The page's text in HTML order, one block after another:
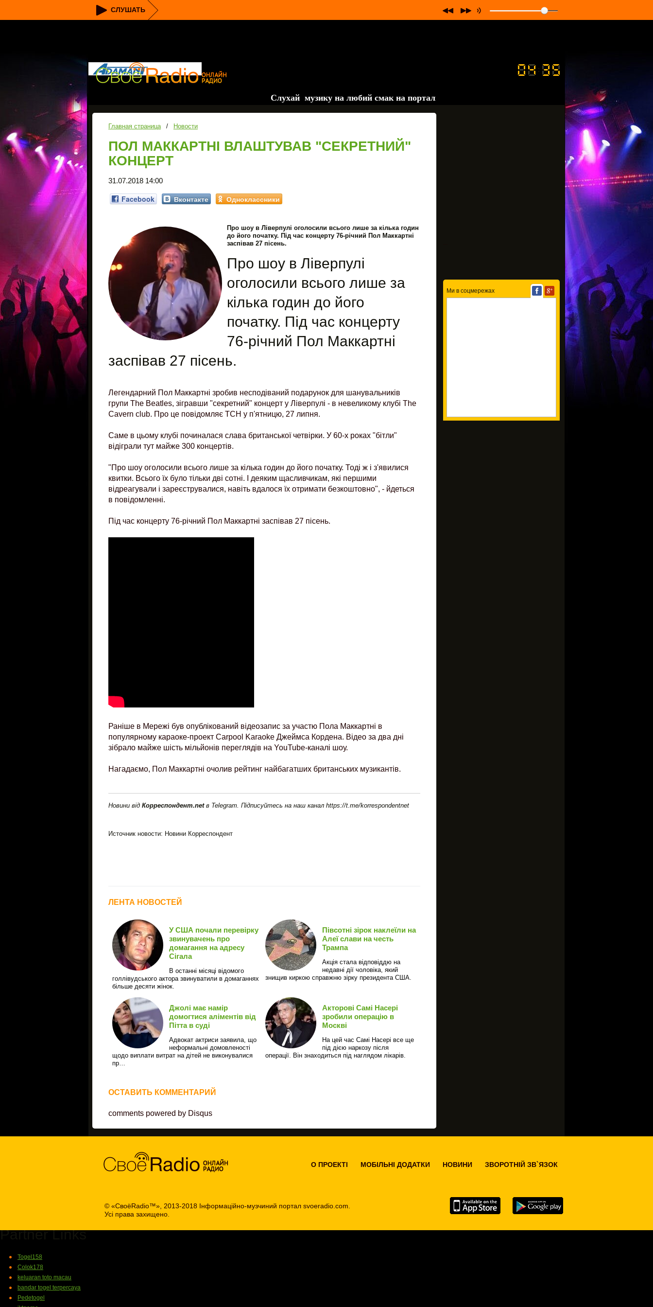
СЛУШАТЬ
Слухай музику на любий смак на порталі"Своє
Ми в соцмережах
Главная страница / Новости
ПОЛ МАККАРТНІ ВЛАШТУВАВ "СЕКРЕТНИЙ"
КОНЦЕРТ
31.07.2018 14:00
Facebook Вконтакте Одноклассники
Про шоу в Ліверпулі оголосили всього лише за кілька годин
до його початку. Під час концерту 76-річний Пол Маккартні
заспівав 27 пісень.
Про шоу в Ліверпулі
оголосили всього лише за
кілька годин до його
початку. Під час концерту
76-річний Пол Маккартні
заспівав 27 пісень.
Легендарний Пол Маккартні зробив несподіваний подарунок для шанувальників
групи The Beatles, зігравши "секретний" концерт у Ліверпулі - в невеликому клубі The
Cavern club. Про це повідомляє ТСН у п'ятницю, 27 липня.
Саме в цьому клубі починалася слава британської четвірки. У 60-х роках "бітли"
відіграли тут майже 300 концертів.
"Про шоу оголосили всього лише за кілька годин до його початку. Тоді ж і з'явилися
квитки. Всього їх було тільки дві сотні. І деяким щасливчикам, які першими
відреагували і зареєструвалися, навіть вдалося їх отримати безкоштовно", - йдеться
в повідомленні.
Під час концерту 76-річний Пол Маккартні заспівав 27 пісень.
Раніше в Мережі був опублікований відеозапис за участю Пола Маккартні в
популярному караоке-проект Carpool Karaoke Джеймса Кордена. Відео за два дні
зібрало майже шість мільйонів переглядів на YouTube-каналі шоу.
Нагадаємо, Пол Маккартні очолив рейтинг найбагатших британських музикантів.
Новини від Корреспондент.net в Telegram. Підписуйтесь на наш канал https://t.me/korrespondentnet
Источник новости: Новини Корреспондент
ЛЕНТА НОВОСТЕЙ
У США почали перевірку
звинувачень про
домагання на адресу
Сігала
В останні місяці відомого
голлівудського актора звинуватили в домаганнях
більше десяти жінок.
Півсотні зірок наклеїли на
Алеї слави на честь
Трампа
Акція стала відповіддю на
недавні дії чоловіка, який
знищив киркою справжню зірку президента США.
Джолі має намір
домогтися аліментів від
Пітта в суді
Адвокат актриси заявила, що
неформальні домовленості
щодо виплати витрат на дітей не виконувалися
пр…
Акторові Самі Насері
зробили операцію в
Москві
На цей час Самі Насері все ще
під дією наркозу після
операції. Він знаходиться під наглядом лікарів.
ОСТАВИТЬ КОММЕНТАРИЙ
comments powered by Disqus
О ПРОEКТІ МОБІЛЬНІ ДОДАТКИ НОВИНИ ЗВОРОТНІЙ ЗВ`ЯЗОК
© «СвоёRadio™», 2013-2018 Інформаційно-музчиний портал svoeradio.com.
Усі права захищено.
Partner Links
Togel158
Colok178
keluaran toto macau
bandar togel terpercaya
Pedetogel